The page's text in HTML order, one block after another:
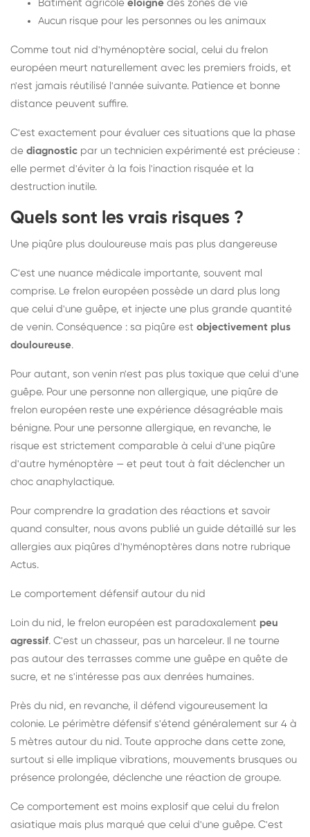
Bâtiment agricole éloigné des zones de vie
Aucun risque pour les personnes ou les animaux
Comme tout nid d'hyménoptère social, celui du frelon
européen meurt naturellement avec les premiers froids, et
n'est jamais réutilisé l'année suivante. Patience et bonne
distance peuvent suffire.
C'est exactement pour évaluer ces situations que la phase
de diagnostic par un technicien expérimenté est précieuse :
elle permet d'éviter à la fois l'inaction risquée et la
destruction inutile.
Quels sont les vrais risques ?
Une piqûre plus douloureuse mais pas plus dangereuse
C'est une nuance médicale importante, souvent mal
comprise. Le frelon européen possède un dard plus long
que celui d'une guêpe, et injecte une plus grande quantité
de venin. Conséquence : sa piqûre est objectivement plus
douloureuse.
Pour autant, son venin n'est pas plus toxique que celui d'une
guêpe. Pour une personne non allergique, une piqûre de
frelon européen reste une expérience désagréable mais
bénigne. Pour une personne allergique, en revanche, le
risque est strictement comparable à celui d'une piqûre
d'autre hyménoptère — et peut tout à fait déclencher un
choc anaphylactique.
Pour comprendre la gradation des réactions et savoir
quand consulter, nous avons publié un guide détaillé sur les
allergies aux piqûres d'hyménoptères dans notre rubrique
Actus.
Le comportement défensif autour du nid
Loin du nid, le frelon européen est paradoxalement peu
agressif. C'est un chasseur, pas un harceleur. Il ne tourne
pas autour des terrasses comme une guêpe en quête de
sucre, et ne s'intéresse pas aux denrées humaines.
Près du nid, en revanche, il défend vigoureusement la
colonie. Le périmètre défensif s'étend généralement sur 4 à
5 mètres autour du nid. Toute approche dans cette zone,
surtout si elle implique vibrations, mouvements brusques ou
présence prolongée, déclenche une réaction de groupe.
Ce comportement est moins explosif que celui du frelon
asiatique mais plus marqué que celui d'une guêpe. C'est